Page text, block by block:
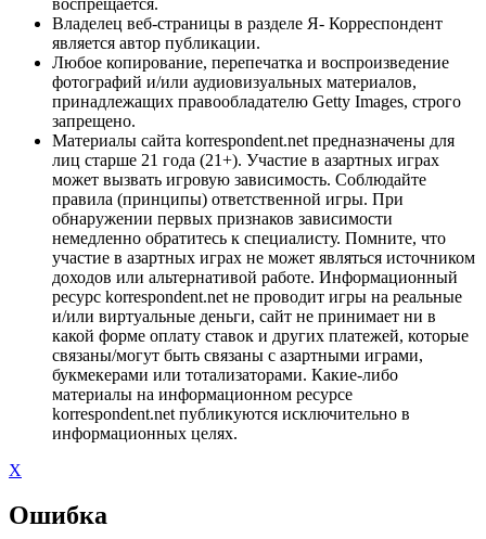
Владелец веб-страницы в разделе Я- Корреспондент
является автор публикации.
Любое копирование, перепечатка и воспроизведение
фотографий и/или аудиовизуальных материалов,
принадлежащих правообладателю Getty Images, строго
запрещено.
Материалы сайта korrespondent.net предназначены для
лиц старше 21 года (21+). Участие в азартных играх
может вызвать игровую зависимость. Соблюдайте
правила (принципы) ответственной игры. При
обнаружении первых признаков зависимости
немедленно обратитесь к специалисту. Помните, что
участие в азартных играх не может являться источником
доходов или альтернативой работе. Информационный
ресурс korrespondent.net не проводит игры на реальные
и/или виртуальные деньги, сайт не принимает ни в
какой форме оплату ставок и других платежей, которые
связаны/могут быть связаны с азартными играми,
букмекерами или тотализаторами. Какие-либо
материалы на информационном ресурсе
korrespondent.net публикуются исключительно в
информационных целях.
X
Ошибка